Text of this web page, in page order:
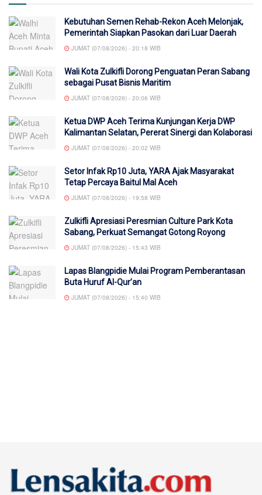
Kebutuhan Semen Rehab-Rekon Aceh Melonjak,
Pemerintah Siapkan Pasokan dari Luar Daerah
JUMAT (07/08/2026) - 20:18 WIB
Wali Kota Zulkifli Dorong Penguatan Peran Sabang
sebagai Pusat Bisnis Maritim
JUMAT (07/08/2026) - 20:06 WIB
Ketua DWP Aceh Terima Kunjungan Kerja DWP
Kalimantan Selatan, Pererat Sinergi dan Kolaborasi
JUMAT (07/08/2026) - 20:02 WIB
Setor Infak Rp10 Juta, YARA Ajak Masyarakat
Tetap Percaya Baitul Mal Aceh
JUMAT (07/08/2026) - 19:58 WIB
Zulkifli Apresiasi Peresmian Culture Park Kota
Sabang, Perkuat Semangat Gotong Royong
JUMAT (07/08/2026) - 15:43 WIB
Lapas Blangpidie Mulai Program Pemberantasan
Buta Huruf Al-Qur’an
JUMAT (07/08/2026) - 15:40 WIB